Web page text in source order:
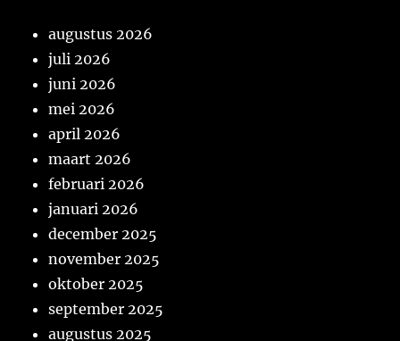
augustus 2026
juli 2026
juni 2026
mei 2026
april 2026
maart 2026
februari 2026
januari 2026
december 2025
november 2025
oktober 2025
september 2025
augustus 2025